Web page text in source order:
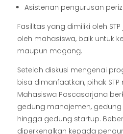
Asistenan pengurusan
Fasilitas yang dimiliki oleh
oleh mahasiswa, baik untuk
maupun magang.
Setelah diskusi mengenai
bisa dimanfaatkan, pihak
Mahasiswa Pascasarjana
gedung manajemen,
hingga gedung startup.
diperkenalkan kepada